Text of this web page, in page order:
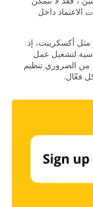
الاعتماد داخل
مثل أكسكريبت، إذ
لتشغيل عمل
من الضروري تنظيم
فعّال.